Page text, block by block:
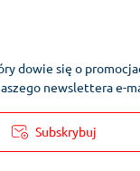
dowie się o
newslettera e-
Subskrybuj